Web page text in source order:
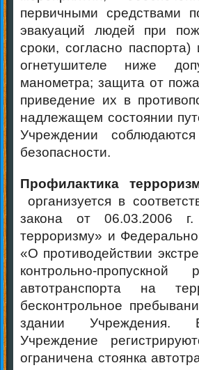
первичными средствами
эвакуаций людей при
сроки, согласно
огнетушителе ниже
манометра; защита от
приведение их в
надлежащем состоянии
Учреждении
безопасности.
Профилактика
организуется в
закона от 06.03.2006
терроризму» и
«О противодействии
контрольно-
автотранспорта на
бесконтрольное
здании
Учреждение
ограничена стоянка